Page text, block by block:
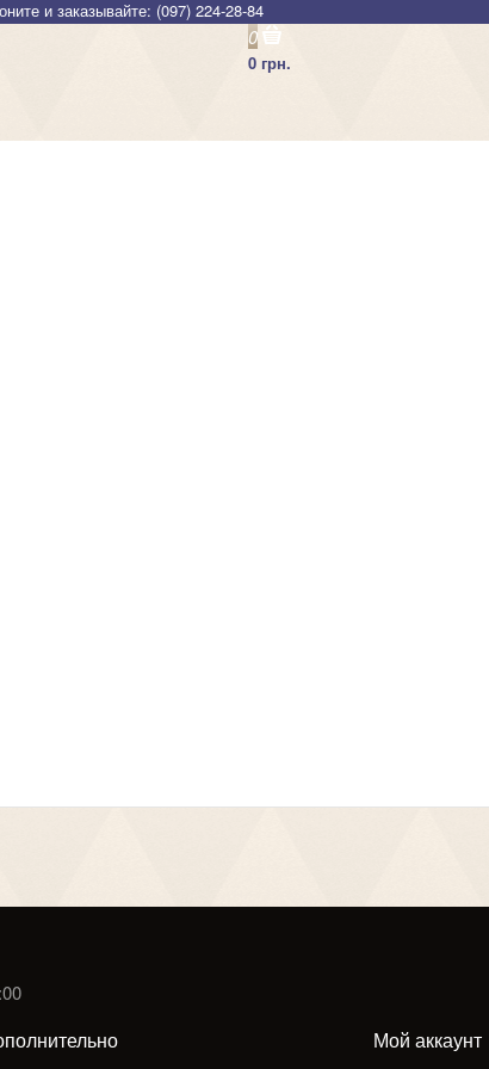
и заказывайте: (097) 224-28-84
0
0 грн.
Мой аккаунт